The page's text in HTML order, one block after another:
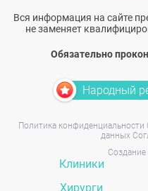
Вся информация на сайте
не заменяет
Обязательно
Народный
Политика конфиденциальности
данных
Создание
Клиники
Хирурги